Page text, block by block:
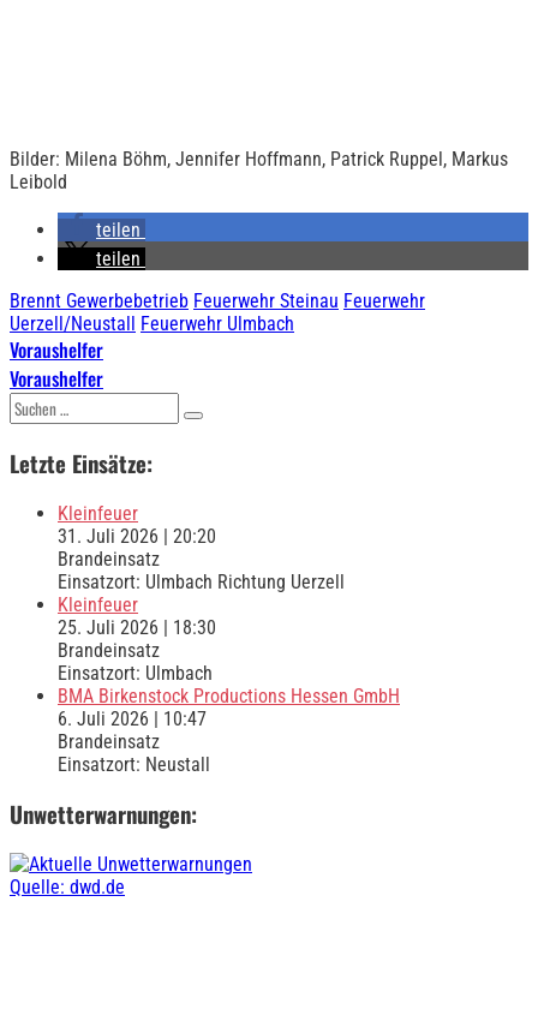
Bilder: Milena Böhm, Jennifer Hoffmann, Patrick Ruppel, Markus
Leibold
teilen
teilen
Brennt Gewerbebetrieb Feuerwehr Steinau Feuerwehr
Uerzell/Neustall
Feuerwehr Ulmbach
Beitragsnavigation
Voraushelfer
Voraushelfer
Suchen
nach:
Letzte Einsätze:
Kleinfeuer
31. Juli 2026 | 20:20
Brandeinsatz
Einsatzort: Ulmbach Richtung Uerzell
Kleinfeuer
25. Juli 2026 | 18:30
Brandeinsatz
Einsatzort: Ulmbach
BMA Birkenstock Productions Hessen GmbH
6. Juli 2026 | 10:47
Brandeinsatz
Einsatzort: Neustall
Unwetterwarnungen:
Quelle: dwd.de